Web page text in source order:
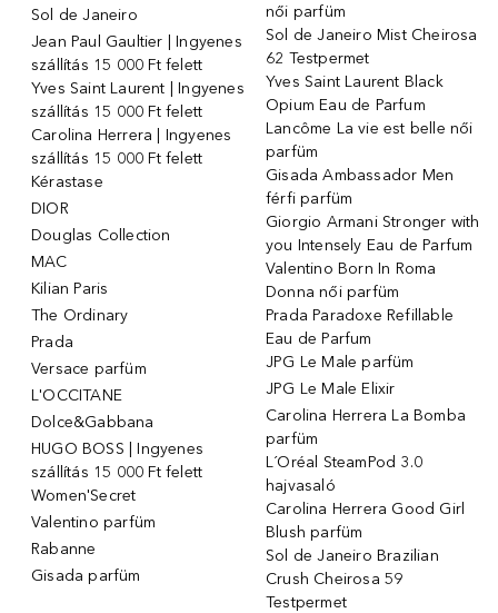
Sol de Janeiro
Jean Paul Gaultier | Ingyenes
szállítás 15 000 Ft felett
Yves Saint Laurent | Ingyenes
szállítás 15 000 Ft felett
Carolina Herrera | Ingyenes
szállítás 15 000 Ft felett
Kérastase
DIOR
Douglas Collection
MAC
Kilian Paris
The Ordinary
Prada
Versace parfüm
L'OCCITANE
Dolce&Gabbana
HUGO BOSS | Ingyenes
szállítás 15 000 Ft felett
Women'Secret
Valentino parfüm
Rabanne
Gisada parfüm
női parfüm
Sol de Janeiro Mist Cheirosa
62 Testpermet
Yves Saint Laurent Black
Opium Eau de Parfum
Lancôme La vie est belle női
parfüm
Gisada Ambassador Men
férfi parfüm
Giorgio Armani Stronger with
you Intensely Eau de Parfum
Valentino Born In Roma
Donna női parfüm
Prada Paradoxe Refillable
Eau de Parfum
JPG Le Male parfüm
JPG Le Male Elixir
Carolina Herrera La Bomba
parfüm
L´Oréal SteamPod 3.0
hajvasaló
Carolina Herrera Good Girl
Blush parfüm
Sol de Janeiro Brazilian
Crush Cheirosa 59
Testpermet